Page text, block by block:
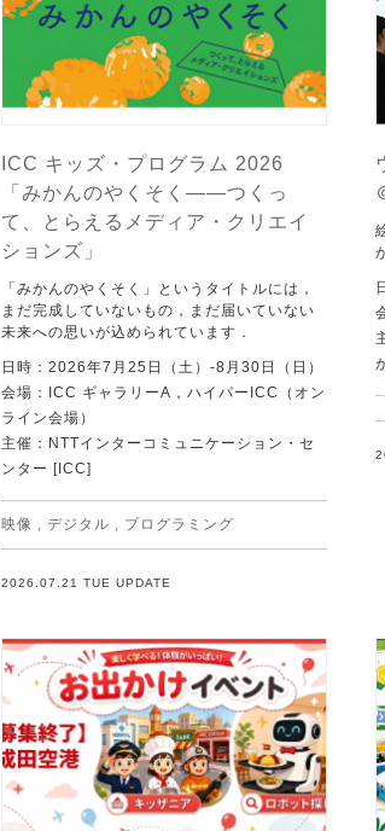
ICC キッズ・プログラム 2026
「みかんのやくそく——つくっ
て、とらえるメディア・クリエイ
ションズ」
「みかんのやくそく」というタイトルには，
まだ完成していないもの，まだ届いていない
未来への思いが込められています．
日時：2026年7月25日（土）-8月30日（日）
会場：ICC ギャラリーA，ハイパーICC（オン
ライン会場）
主催：NTTインターコミュニケーション・セ
ンター [ICC]
映像 デジタル プログラミング
2026.07.21 TUE UPDATE